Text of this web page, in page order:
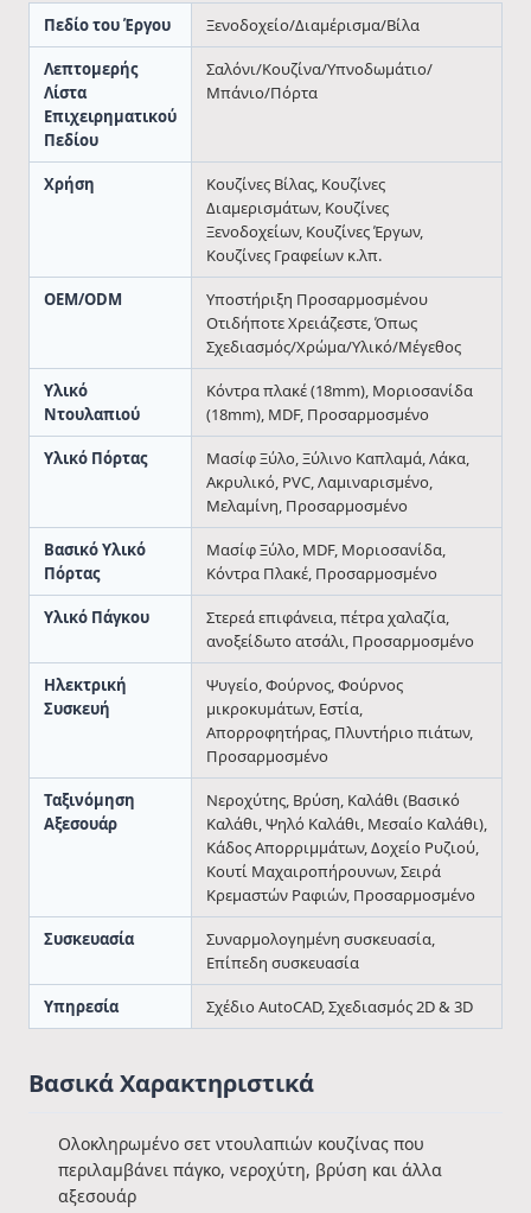
Πεδίο του Έργου Ξενοδοχείο/Διαμέρισμα/Βίλα
Λεπτομερής
Λίστα
Επιχειρηματικού
Πεδίου
Σαλόνι/Κουζίνα/Υπνοδωμάτιο/
Μπάνιο/Πόρτα
Χρήση
Κουζίνες Βίλας, Κουζίνες
Διαμερισμάτων, Κουζίνες
Ξενοδοχείων, Κουζίνες Έργων,
Κουζίνες Γραφείων κ.λπ.
OEM/ODM
Υποστήριξη Προσαρμοσμένου
Οτιδήποτε Χρειάζεστε, Όπως
Σχεδιασμός/Χρώμα/Υλικό/Μέγεθος
Υλικό
Ντουλαπιού
Κόντρα πλακέ (18mm), Μοριοσανίδα
(18mm), MDF, Προσαρμοσμένο
Υλικό Πόρτας
Μασίφ Ξύλο, Ξύλινο Καπλαμά, Λάκα,
Ακρυλικό, PVC, Λαμιναρισμένο,
Μελαμίνη, Προσαρμοσμένο
Βασικό Υλικό
Πόρτας
Μασίφ Ξύλο, MDF, Μοριοσανίδα,
Κόντρα Πλακέ, Προσαρμοσμένο
Υλικό Πάγκου
Στερεά επιφάνεια, πέτρα χαλαζία,
ανοξείδωτο ατσάλι, Προσαρμοσμένο
Ηλεκτρική
Συσκευή
Ψυγείο, Φούρνος, Φούρνος
μικροκυμάτων, Εστία,
Απορροφητήρας, Πλυντήριο πιάτων,
Προσαρμοσμένο
Ταξινόμηση
Αξεσουάρ
Νεροχύτης, Βρύση, Καλάθι (Βασικό
Καλάθι, Ψηλό Καλάθι, Μεσαίο Καλάθι),
Κάδος Απορριμμάτων, Δοχείο Ρυζιού,
Κουτί Μαχαιροπήρουνων, Σειρά
Κρεμαστών Ραφιών, Προσαρμοσμένο
Συσκευασία
Συναρμολογημένη συσκευασία,
Επίπεδη συσκευασία
Υπηρεσία Σχέδιο AutoCAD, Σχεδιασμός 2D & 3D
Βασικά Χαρακτηριστικά
Ολοκληρωμένο σετ ντουλαπιών κουζίνας που
περιλαμβάνει πάγκο, νεροχύτη, βρύση και άλλα
αξεσουάρ